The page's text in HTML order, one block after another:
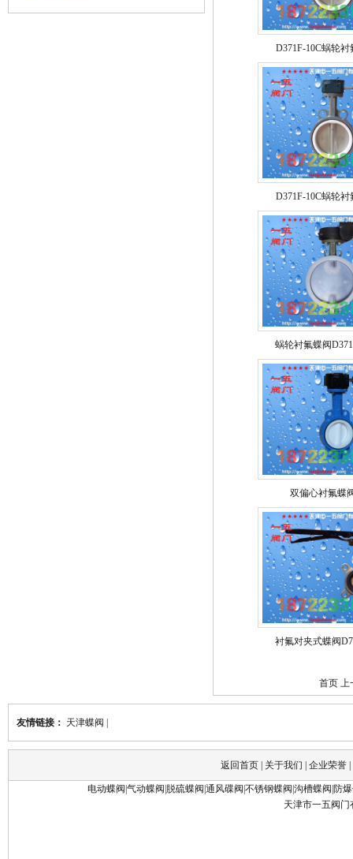
D371F-10C蜗轮
D371F-10C蜗轮
蜗轮衬氟蝶阀
双偏心衬氟蝶
衬氟对夹式蝶阀
首页
友情链接： 天津蝶阀
返回首页 关于我们 企业荣誉
电动蝶阀 气动蝶阀 脱硫蝶阀 通风碟阀 不锈钢蝶阀 沟槽蝶阀 防
天津市一五阀门